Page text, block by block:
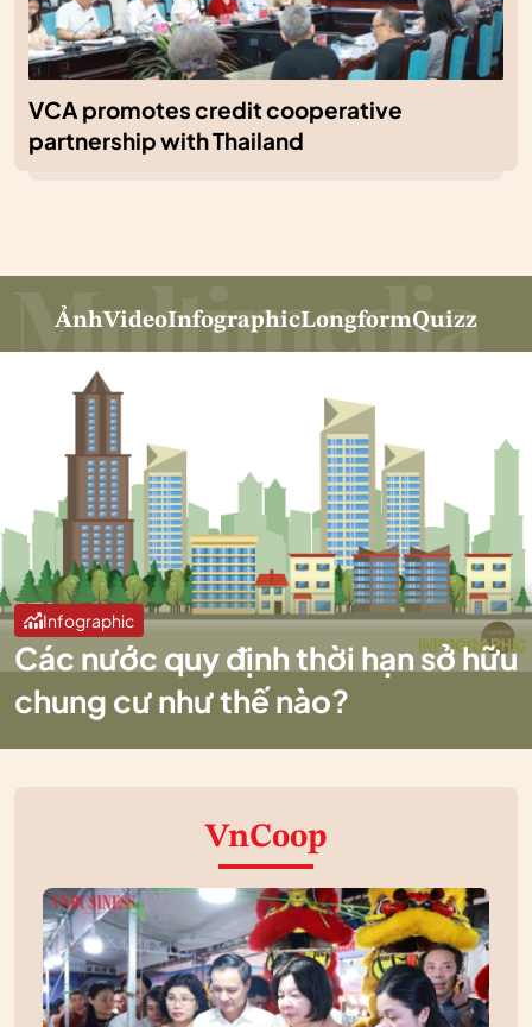
VCA promotes credit cooperative
partnership with Thailand
ẢnhVideoInfographicLongformQuizz
Infographic
Các nước quy định thời hạn sở hữu
chung cư như thế nào?
VnCoop